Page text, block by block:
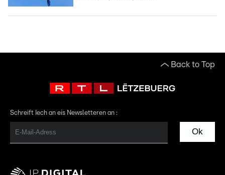
Back to Top
Schreift Iech an eis Newsletteren an :
Ok